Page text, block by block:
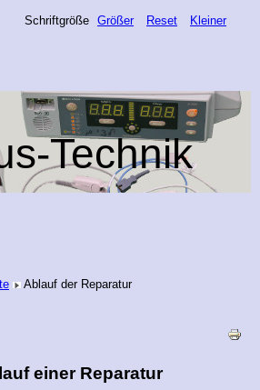
Technik
Schriftgröße Größer Reset Kleiner
Ablauf der Reparatur
einer Reparatur